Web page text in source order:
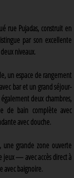
rue Pujadas, construit en
par son excellente
niveaux.
un espace de rangement
bar et un grand séjour-
deux chambres,
de bain complète avec
avec douche.
une grande zone ouverte
— avec accès direct à
avec baignoire.